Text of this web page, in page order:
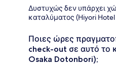
Δυστυχώς δεν υπάρχει
καταλύματος (Hiyori
Ποιες ώρες
check-out σε αυτό το
Osaka Dotonbori);